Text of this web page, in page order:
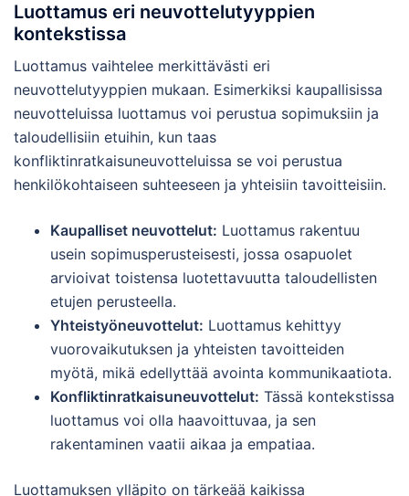
Luottamus eri neuvottelutyyppien
kontekstissa
Luottamus vaihtelee merkittävästi eri
neuvottelutyyppien mukaan. Esimerkiksi kaupallisissa
neuvotteluissa luottamus voi perustua sopimuksiin ja
taloudellisiin etuihin, kun taas
konfliktinratkaisuneuvotteluissa se voi perustua
henkilökohtaiseen suhteeseen ja yhteisiin tavoitteisiin.
Kaupalliset neuvottelut: Luottamus rakentuu
usein sopimusperusteisesti, jossa osapuolet
arvioivat toistensa luotettavuutta taloudellisten
etujen perusteella.
Yhteistyöneuvottelut: Luottamus kehittyy
vuorovaikutuksen ja yhteisten tavoitteiden
myötä, mikä edellyttää avointa kommunikaatiota.
Konfliktinratkaisuneuvottelut: Tässä kontekstissa
luottamus voi olla haavoittuvaa, ja sen
rakentaminen vaatii aikaa ja empatiaa.
Luottamuksen ylläpito on tärkeää kaikissa